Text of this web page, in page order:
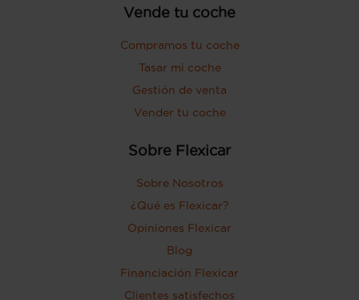
Vende tu coche
Compramos tu coche
Tasar mi coche
Gestión de venta
Vender tu coche
Sobre Flexicar
Sobre Nosotros
¿Qué es Flexicar?
Opiniones Flexicar
Blog
Financiación Flexicar
Clientes satisfechos